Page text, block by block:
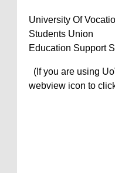
University Of
Students Union
Education Support
(If you are using
webview icon to